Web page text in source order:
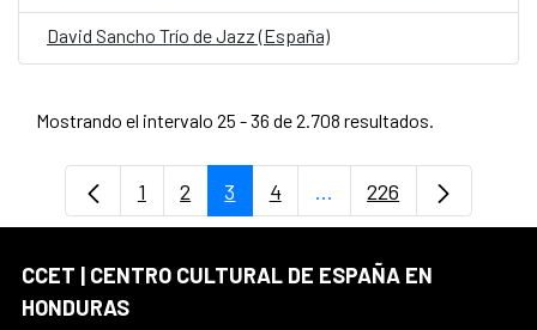
David Sancho Trío de Jazz (España)
Mostrando el intervalo 25 - 36 de 2.708 resultados.
Página
1 Página
2 Página
3 Página
4 ...Páginas intermedias
Página
226
CCET | CENTRO CULTURAL DE ESPAÑA EN
HONDURAS